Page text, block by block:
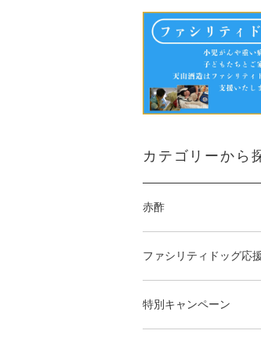
カテゴリーから
赤酢
ファシリティドッグ応
特別キャンペーン